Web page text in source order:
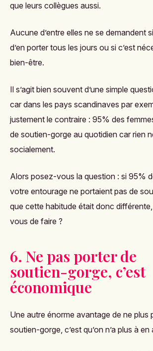
que leurs collègues aussi.
Aucune d’entre elles ne se demandent
d’en porter tous les jours ou si c’est
bien-être.
Il s’agit bien souvent d’une simple
car dans les pays scandinaves par
justement le contraire : 95% des
de soutien-gorge au quotidien car rien
socialement.
Alors posez-vous la question : si 95%
votre entourage ne portaient pas de
que cette habitude était donc
vous de faire ?
6. Ne pas porter de
soutien-gorge, c’est
économique
Une autre énorme avantage de ne plus
soutien-gorge, c’est qu’on n’a plus à